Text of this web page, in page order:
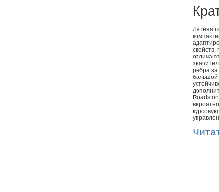
Летняя
свойств,
ребра за
большой